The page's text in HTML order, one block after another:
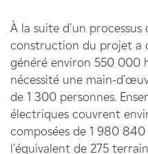
À la suite d'un
construction du projet a
généré environ 550 000
nécessité une main-
de 1 300 personnes.
électriques couvrent
composées de 1 980
l'équivalent de 275